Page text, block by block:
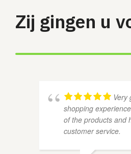
Zij gingen u
Very
shopping
of the products and
customer service.